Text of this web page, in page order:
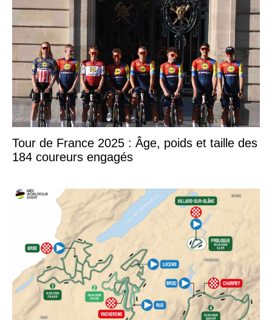
Tour de France 2025 : Âge, poids et taille des
184 coureurs engagés